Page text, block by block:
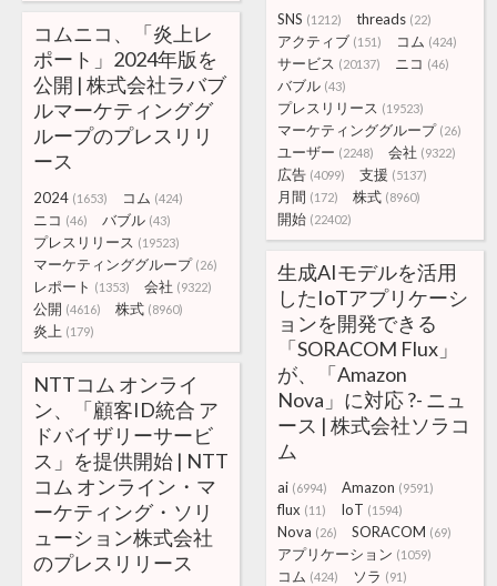
SNS (1212) threads (22)
アクティブ (151) コム (424)
サービス (20137) ニコ (46)
バブル (43)
プレスリリース (19523)
マーケティンググループ (26)
ユーザー (2248) 会社 (9322)
広告 (4099) 支援 (5137)
月間 (172) 株式 (8960)
開始 (22402)
コムニコ、「炎上レ
ポート」2024年版を
公開 | 株式会社ラバブ
ルマーケティンググ
ループのプレスリリ
ース
2024 (1653) コム (424)
ニコ (46) バブル (43)
プレスリリース (19523)
マーケティンググループ (26)
レポート (1353) 会社 (9322)
公開 (4616) 株式 (8960)
炎上 (179)
生成AIモデルを活用
したIoTアプリケーシ
ョンを開発できる
「SORACOM Flux」
が、「Amazon
Nova」に対応 ?- ニュ
ース | 株式会社ソラコ
ム
ai (6994) Amazon (9591)
flux (11) IoT (1594)
Nova (26) SORACOM (69)
アプリケーション (1059)
コム (424) ソラ (91)
NTTコム オンライ
ン、「顧客ID統合 ア
ドバイザリーサービ
ス」を提供開始 | NTT
コム オンライン・マ
ーケティング・ソリ
ューション株式会社
のプレスリリース